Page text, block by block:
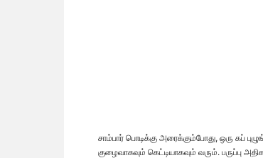
சாம்பார் பொடிக்கு அரைக்கும்போது, ஒரு கப்
குழைவாகவும் கெட்டியாகவும் வரும். பருப்பு